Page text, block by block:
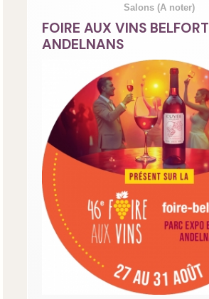
Salons (A noter)
FOIRE AUX VINS BELFORT
ANDELNANS